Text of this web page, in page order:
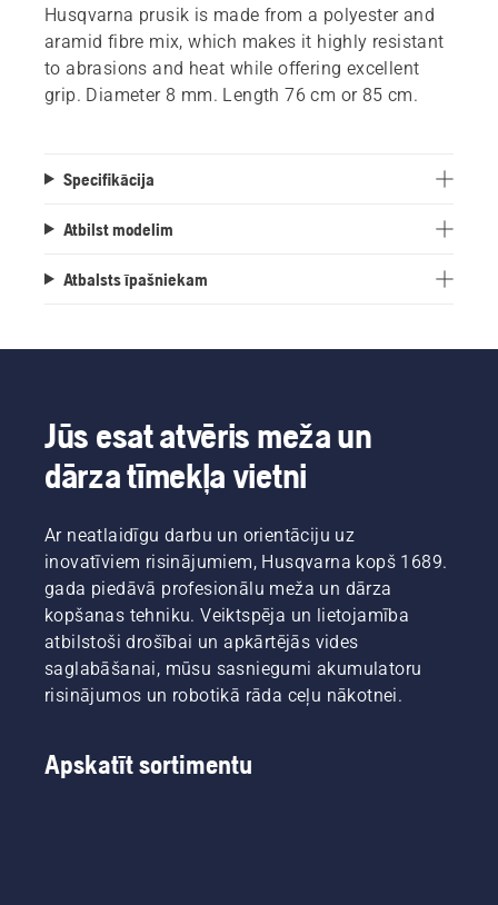
Husqvarna prusik is made from a polyester and
aramid fibre mix, which makes it highly resistant
to abrasions and heat while offering excellent
grip. Diameter 8 mm. Length 76 cm or 85 cm.
Specifikācija
Atbilst modelim
Atbalsts īpašniekam
Jūs esat atvēris meža un
dārza tīmekļa vietni
Ar neatlaidīgu darbu un orientāciju uz
inovatīviem risinājumiem, Husqvarna kopš 1689.
gada piedāvā profesionālu meža un dārza
kopšanas tehniku. Veiktspēja un lietojamība
atbilstoši drošībai un apkārtējās vides
saglabāšanai, mūsu sasniegumi akumulatoru
risinājumos un robotikā rāda ceļu nākotnei.
Apskatīt sortimentu